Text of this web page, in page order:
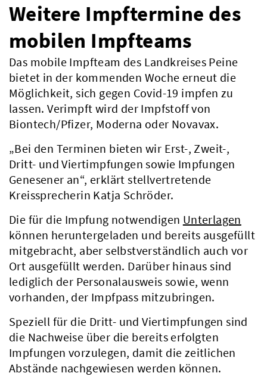
Weitere Impftermine des
mobilen Impfteams
Das mobile Impfteam des Landkreises Peine
bietet in der kommenden Woche erneut die
Möglichkeit, sich gegen Covid-19 impfen zu
lassen. Verimpft wird der Impfstoff von
Biontech/Pfizer, Moderna oder Novavax.
„Bei den Terminen bieten wir Erst-, Zweit-,
Dritt- und Viertimpfungen sowie Impfungen
Genesener an“, erklärt stellvertretende
Kreissprecherin Katja Schröder.
Die für die Impfung notwendigen Unterlagen
können heruntergeladen und bereits ausgefüllt
mitgebracht, aber selbstverständlich auch vor
Ort ausgefüllt werden. Darüber hinaus sind
lediglich der Personalausweis sowie, wenn
vorhanden, der Impfpass mitzubringen.
Speziell für die Dritt- und Viertimpfungen sind
die Nachweise über die bereits erfolgten
Impfungen vorzulegen, damit die zeitlichen
Abstände nachgewiesen werden können.